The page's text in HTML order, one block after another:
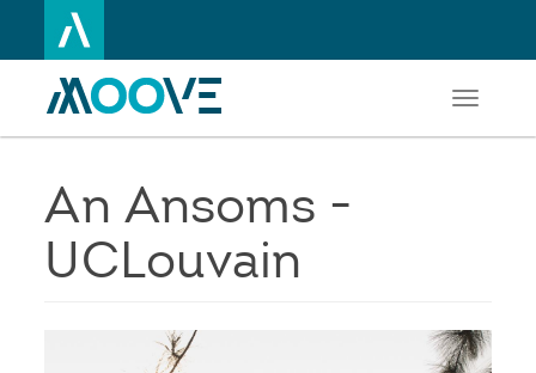
au
principal
Toggle
An Ansoms -
UCLouvain